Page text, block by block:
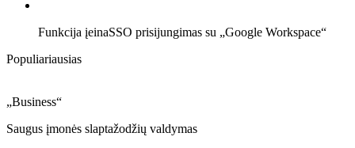
Funkcija įeinaSSO prisijungimas su „Google Workspace“
Populiariausias
„Business“
Saugus įmonės slaptažodžių valdymas